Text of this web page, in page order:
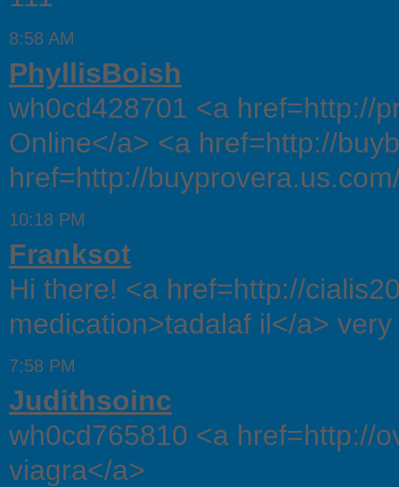
8:58 AM
PhyllisBoish
wh0cd428701 <a href=http://
Online</a> <a href=http://
href=http://
10:18 PM
Franksot
Hi there! <a href=http://
medication>tadalaf il</a>
7:58 PM
Judithsoinc
wh0cd765810 <a href=http://
viagra</a>